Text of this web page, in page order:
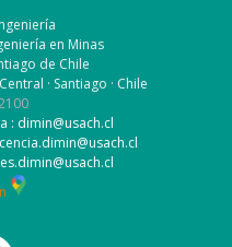
en Minas
de Chile
· Santiago · Chile
: dimin@usach.cl